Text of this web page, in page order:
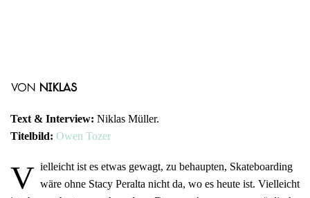
von Niklas
Text & Interview: Niklas Müller.
Titelbild: Owen Tozer
V ielleicht ist es etwas gewagt, zu behaupten, Skateboarding
wäre ohne Stacy Peralta nicht da, wo es heute ist. Vielleicht